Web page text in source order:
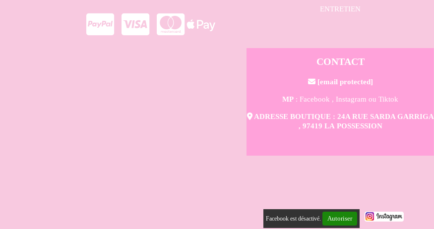
   
ENTRETIEN
CONTACT
 [email protected]
MP : Facebook , Instagram ou Tiktok
ADRESSE BOUTIQUE : 24A RUE SARDA GARRIGA
, 97419 LA POSSESSION
Facebook est désactivé. Autoriser